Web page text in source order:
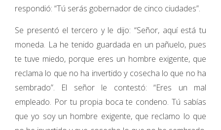
respondió: “Tú serás gobernador de cinco ciudades”.
Se presentó el tercero y le dijo: “Señor, aquí está tu
moneda. La he tenido guardada en un pañuelo, pues
te tuve miedo, porque eres un hombre exigente, que
reclama lo que no ha invertido y cosecha lo que no ha
sembrado”. El señor le contestó: “Eres un mal
empleado. Por tu propia boca te condeno. Tú sabías
que yo soy un hombre exigente, que reclamo lo que